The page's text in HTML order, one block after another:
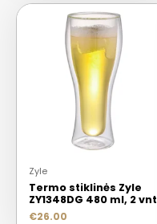
Zyle
Termo stiklinės Zyle
ZY1348DG 480 ml, 2 vnt
€26.00